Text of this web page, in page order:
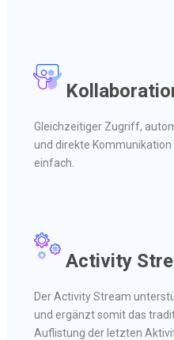
Gleichzeitiger Zugriff,
und direkte
einfach.
Activity
Der Activity Stream
und ergänzt somit das
Auflistung der letzten